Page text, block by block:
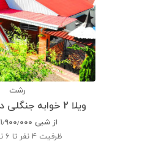
رشت
ویلا 2 خوابه جنگلی دارای پارکینگ
از شبی ۱٫۹۰۰٫۰۰۰
ظرفیت 4 نفر تا 6 نفر اضافه